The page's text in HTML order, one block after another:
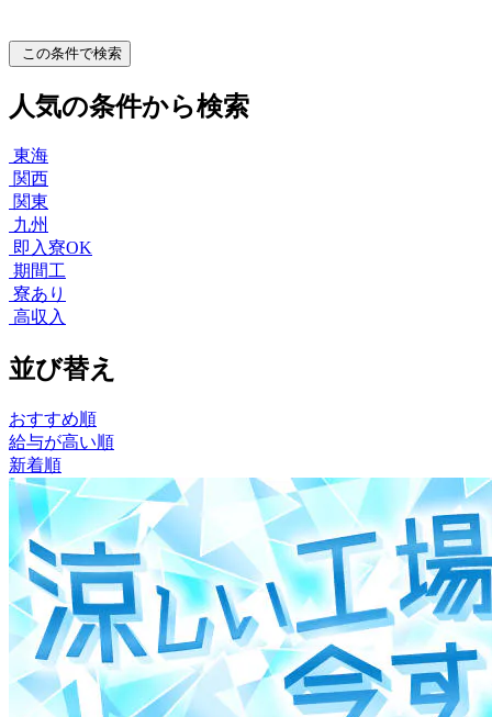
この条件で検索
人気の条件から検索
東海
関西
関東
九州
即入寮OK
期間工
寮あり
高収入
並び替え
おすすめ順
給与が高い順
新着順